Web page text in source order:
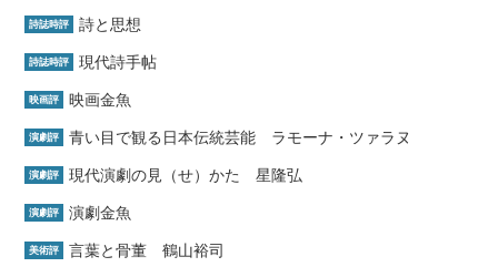
詩誌時評 詩と思想
詩誌時評 現代詩手帖
映画評 映画金魚
演劇評 青い目で観る日本伝統芸能 ラモーナ・ツァラヌ
演劇評 現代演劇の見（せ）かた 星隆弘
演劇評 演劇金魚
美術評 言葉と骨董 鶴山裕司